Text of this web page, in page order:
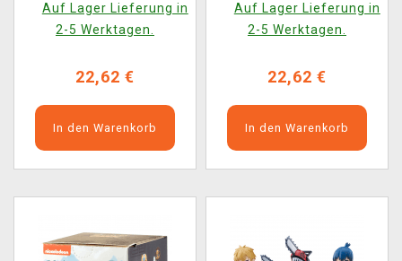
Auf Lager Lieferung in
2-5 Werktagen.
22,62 €
In den Warenkorb
Auf Lager Lieferung in
2-5 Werktagen.
22,62 €
In den Warenkorb